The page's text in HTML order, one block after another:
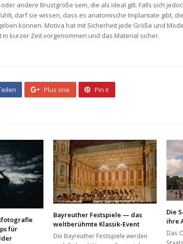
andere Brustgröße sein, die als Ideal gilt. Falls sich
darf sie wissen, dass es anatomische Implantate gibt,
können. Motiva hat mit Sicherheit jede Größe und
in kurzer Zeit vorgenommen und das Material sicher.
Plus one Pin it
für
Bayreuther Festspiele — das
weltberühmte Klassik-Event
Die Bayreuther Festspiele werden
Die
ihre
Das